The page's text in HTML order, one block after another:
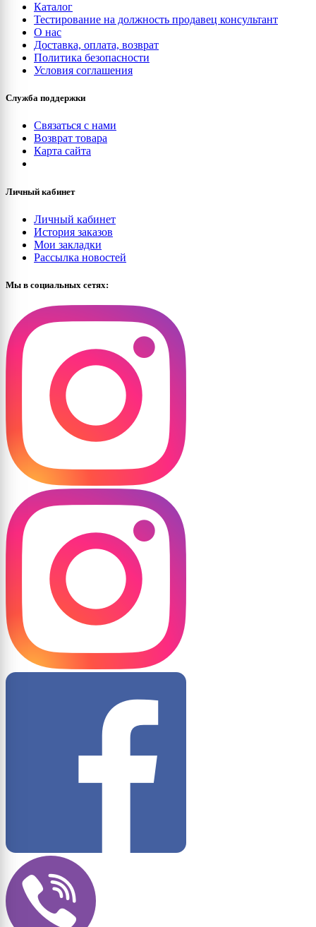
Каталог
Тестирование на должность продавец консультант
О нас
Доставка, оплата, возврат
Политика безопасности
Условия соглашения
Служба поддержки
Связаться с нами
Возврат товара
Карта сайта
Личный кабинет
Личный кабинет
История заказов
Мои закладки
Рассылка новостей
Мы в социальных сетях: